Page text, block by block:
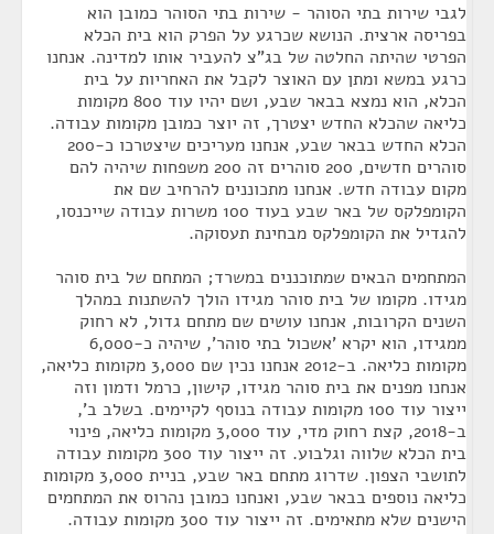
לגבי שירות בתי הסוהר - שירות בתי הסוהר כמובן הוא
בפריסה ארצית. הנושא שכרגע על הפרק הוא בית הכלא
הפרטי שהיתה החלטה של בג"צ להעביר אותו למדינה. אנחנו
כרגע במשא ומתן עם האוצר לקבל את האחריות על בית
הכלא, הוא נמצא בבאר שבע, ושם יהיו עוד 800 מקומות
כליאה שהכלא החדש יצטרך, זה יוצר כמובן מקומות עבודה.
הכלא החדש בבאר שבע, אנחנו מעריכים שיצטרכו כ-200
סוהרים חדשים, 200 סוהרים זה 200 משפחות שיהיה להם
מקום עבודה חדש. אנחנו מתכוננים להרחיב שם את
הקומפלקס של באר שבע בעוד 100 משרות עבודה שייכנסו,
להגדיל את הקומפלקס מבחינת תעסוקה.
המתחמים הבאים שמתוכננים במשרד; המתחם של בית סוהר
מגידו. מקומו של בית סוהר מגידו הולך להשתנות במהלך
השנים הקרובות, אנחנו עושים שם מתחם גדול, לא רחוק
ממגידו, הוא יקרא 'אשכול בתי סוהר', שיהיה כ-6,000
מקומות כליאה. ב-2012 אנחנו נכין שם 3,000 מקומות כליאה,
אנחנו מפנים את בית סוהר מגידו, קישון, כרמל ודמון וזה
ייצור עוד 100 מקומות עבודה בנוסף לקיימים. בשלב ב',
ב-2018, קצת רחוק מדי, עוד 3,000 מקומות כליאה, פינוי
בית הכלא שלווה וגלבוע. זה ייצור עוד 300 מקומות עבודה
לתושבי הצפון. שדרוג מתחם באר שבע, בניית 3,000 מקומות
כליאה נוספים בבאר שבע, ואנחנו כמובן נהרוס את המתחמים
הישנים שלא מתאימים. זה ייצור עוד 300 מקומות עבודה.